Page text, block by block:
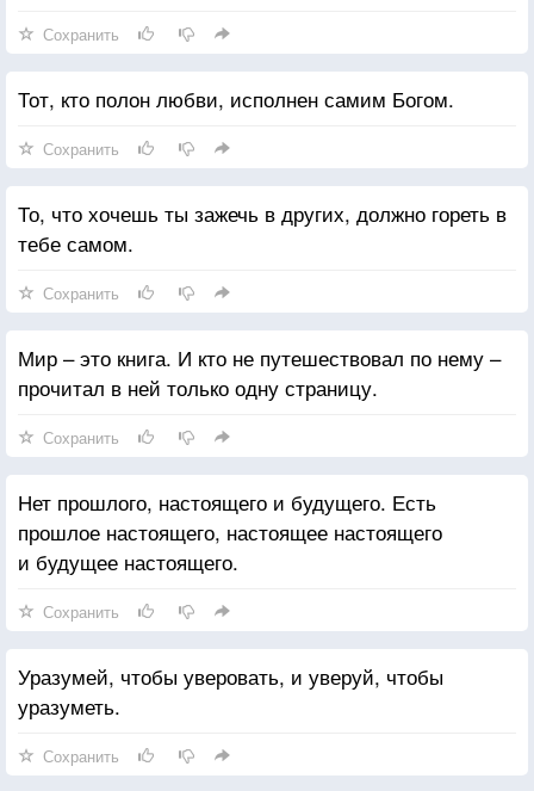
Сохранить
Тот, кто полон любви, исполнен самим Богом.
Сохранить
То, что хочешь ты зажечь в других, должно гореть в
тебе самом.
Сохранить
Мир – это книга. И кто не путешествовал по нему –
прочитал в ней только одну страницу.
Сохранить
Нет прошлого, настоящего и будущего. Есть
прошлое настоящего, настоящее настоящего
и будущее настоящего.
Сохранить
Уразумей, чтобы уверовать, и уверуй, чтобы
уразуметь.
Сохранить